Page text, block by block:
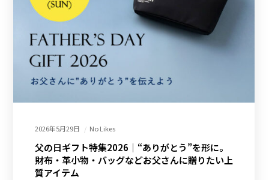
2026年5月29日 No Likes
父の日ギフト特集2026｜“ありがとう”を形に。
財布・革小物・バッグなどお父さんに贈りたい上
質アイテム